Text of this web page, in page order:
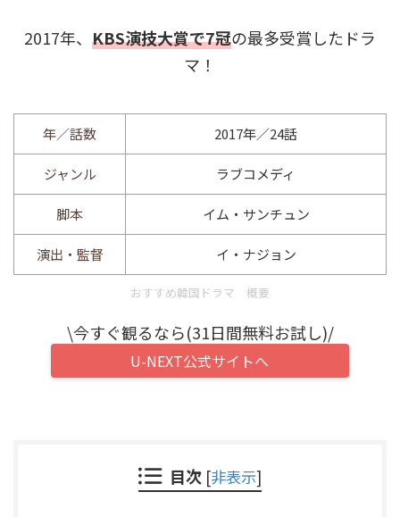
2017年、 KBS演技大賞で7冠の最多受賞したドラ
マ！
年／話数 2017年／24話
ジャンル ラブコメディ
脚本 イム・サンチュン
演出・監督 イ・ナジョン
おすすめ韓国ドラマ 概要
\今すぐ観るなら(31日間無料お試し)/
U-NEXT公式サイトへ
目次 [非表示]